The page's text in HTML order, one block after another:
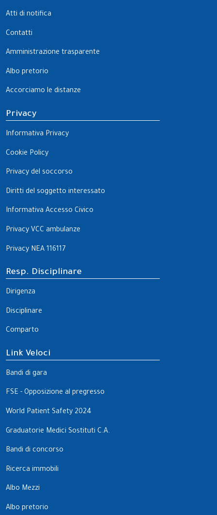
Atti di notifica
Contatti
Amministrazione trasparente
Albo pretorio
Accorciamo le distanze
Privacy
Informativa Privacy
Cookie Policy
Privacy del soccorso
Diritti del soggetto interessato
Informativa Accesso Civico
Privacy VCC ambulanze
Privacy NEA 116117
Resp. Disciplinare
Dirigenza
Disciplinare
Comparto
Link Veloci
Bandi di gara
FSE - Opposizione al pregresso
World Patient Safety 2024
Graduatorie Medici Sostituti C.A.
Bandi di concorso
Ricerca immobili
Albo Mezzi
Albo pretorio